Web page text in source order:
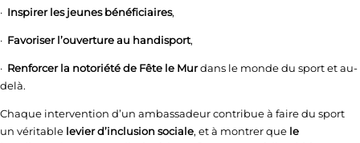
· Inspirer les jeunes bénéficiaires,
· Favoriser l’ouverture au handisport,
· Renforcer la notoriété de Fête le Murdans le monde du sport et au-
delà.
Chaque intervention d’un ambassadeur contribue à faire du sport
un véritable levier d’inclusion sociale, et à montrer que le